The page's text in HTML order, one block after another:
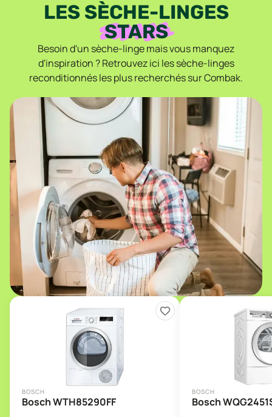
LES SÈCHE-LINGES
STARS
Besoin d'un sèche-linge mais vous manquez
d'inspiration ? Retrouvez ici les sèche-linges
reconditionnés les plus recherchés sur Combak.
BOSCH
Bosch WTH85290FF
BOSCH
Bosch